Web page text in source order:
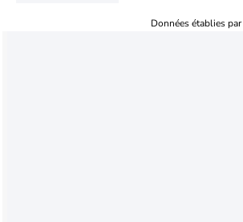
Données établies par